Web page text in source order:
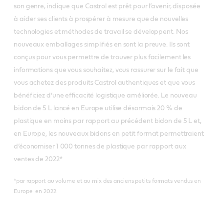
son genre, indique que Castrol est prêt pour l’avenir, disposée
à aider ses clients à prospérer à mesure que de nouvelles
technologies et méthodes de travail se développent. Nos
nouveaux emballages simplifiés en sont la preuve. Ils sont
conçus pour vous permettre de trouver plus facilement les
informations que vous souhaitez, vous rassurer sur le fait que
vous achetez des produits Castrol authentiques et que vous
bénéficiez d’une efficacité logistique améliorée. Le nouveau
bidon de 5 L lancé en Europe utilise désormais 20 % de
plastique en moins par rapport au précédent bidon de 5 L et,
en Europe, les nouveaux bidons en petit format permettraient
d’économiser 1 000 tonnes de plastique par rapport aux
ventes de 2022*
*par rapport au volume et au mix des anciens petits formats vendus en
Europe en 2022.